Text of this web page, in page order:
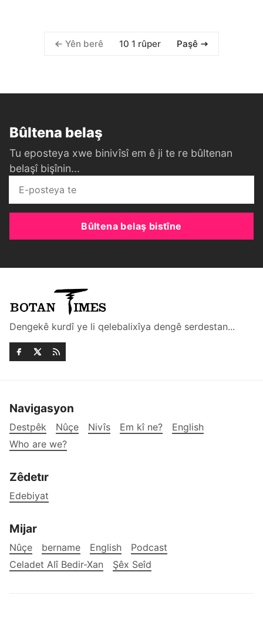
Yên berê 10 1 rûper Paşê
Bûltena belaş
Tu eposteya xwe binivîsî em ê ji te re bûltenan
belaşî bişînin...
Bûltena belaş bistîne
Dengekê kurdî ye li qelebalixîya dengê serdestan...
Navigasyon
Destpêk Nûçe Nivîs Em kî ne?
English
Who are we?
Zêdetır
Edebiyat
Mijar
Nûçe bername English
Podcast
Celadet Alî Bedir-Xan
Şêx Seîd